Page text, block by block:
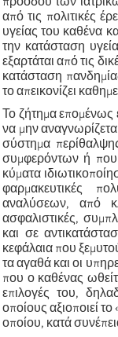
από τις πολιτικές
υγείας του καθένα
την κατάσταση
εξαρτάται από τις
κατάσταση
το απεικονίζει
Το ζήτημα επομένως
να μην
σύστημα
συμφερόντων ή
κύματα
φαρμακευτικές
αναλύσεων, από
ασφαλιστικές,
και σε
κεφάλαια που
τα αγαθά και οι
που ο καθένας
επιλογές του,
οποίους αξιοποιεί το
οποίου, κατά